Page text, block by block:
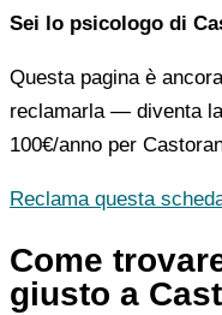
Sei lo psicologo di
Questa pagina è
reclamarla — diventa
100€/anno per
Reclama questa
Come
giusto a